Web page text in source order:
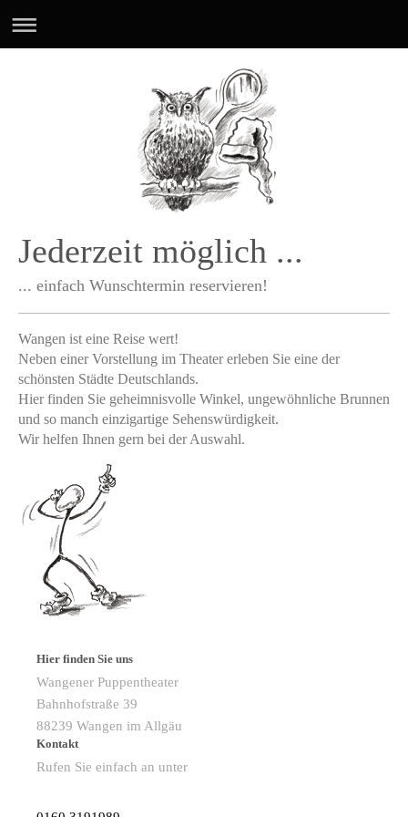
Jederzeit möglich ...
... einfach Wunschtermin reservieren!
Wangen ist eine Reise wert!
Neben einer Vorstellung im Theater erleben Sie eine der
schönsten Städte Deutschlands.
Hier finden Sie geheimnisvolle Winkel, ungewöhnliche Brunnen
und so manch einzigartige Sehenswürdigkeit.
Wir helfen Ihnen gern bei der Auswahl.
Hier finden Sie uns
Wangener Puppentheater
Bahnhofstraße 39
88239 Wangen im Allgäu
Kontakt
Rufen Sie einfach an unter